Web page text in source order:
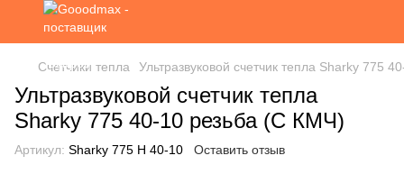
Счетчики тепла Ультразвуковой счетчик тепла Sharky 775
Ультразвуковой счетчик тепла
Sharky 775 40-10 резьба (С КМЧ)
Артикул: Sharky 775 H 40-10 Оставить отзыв